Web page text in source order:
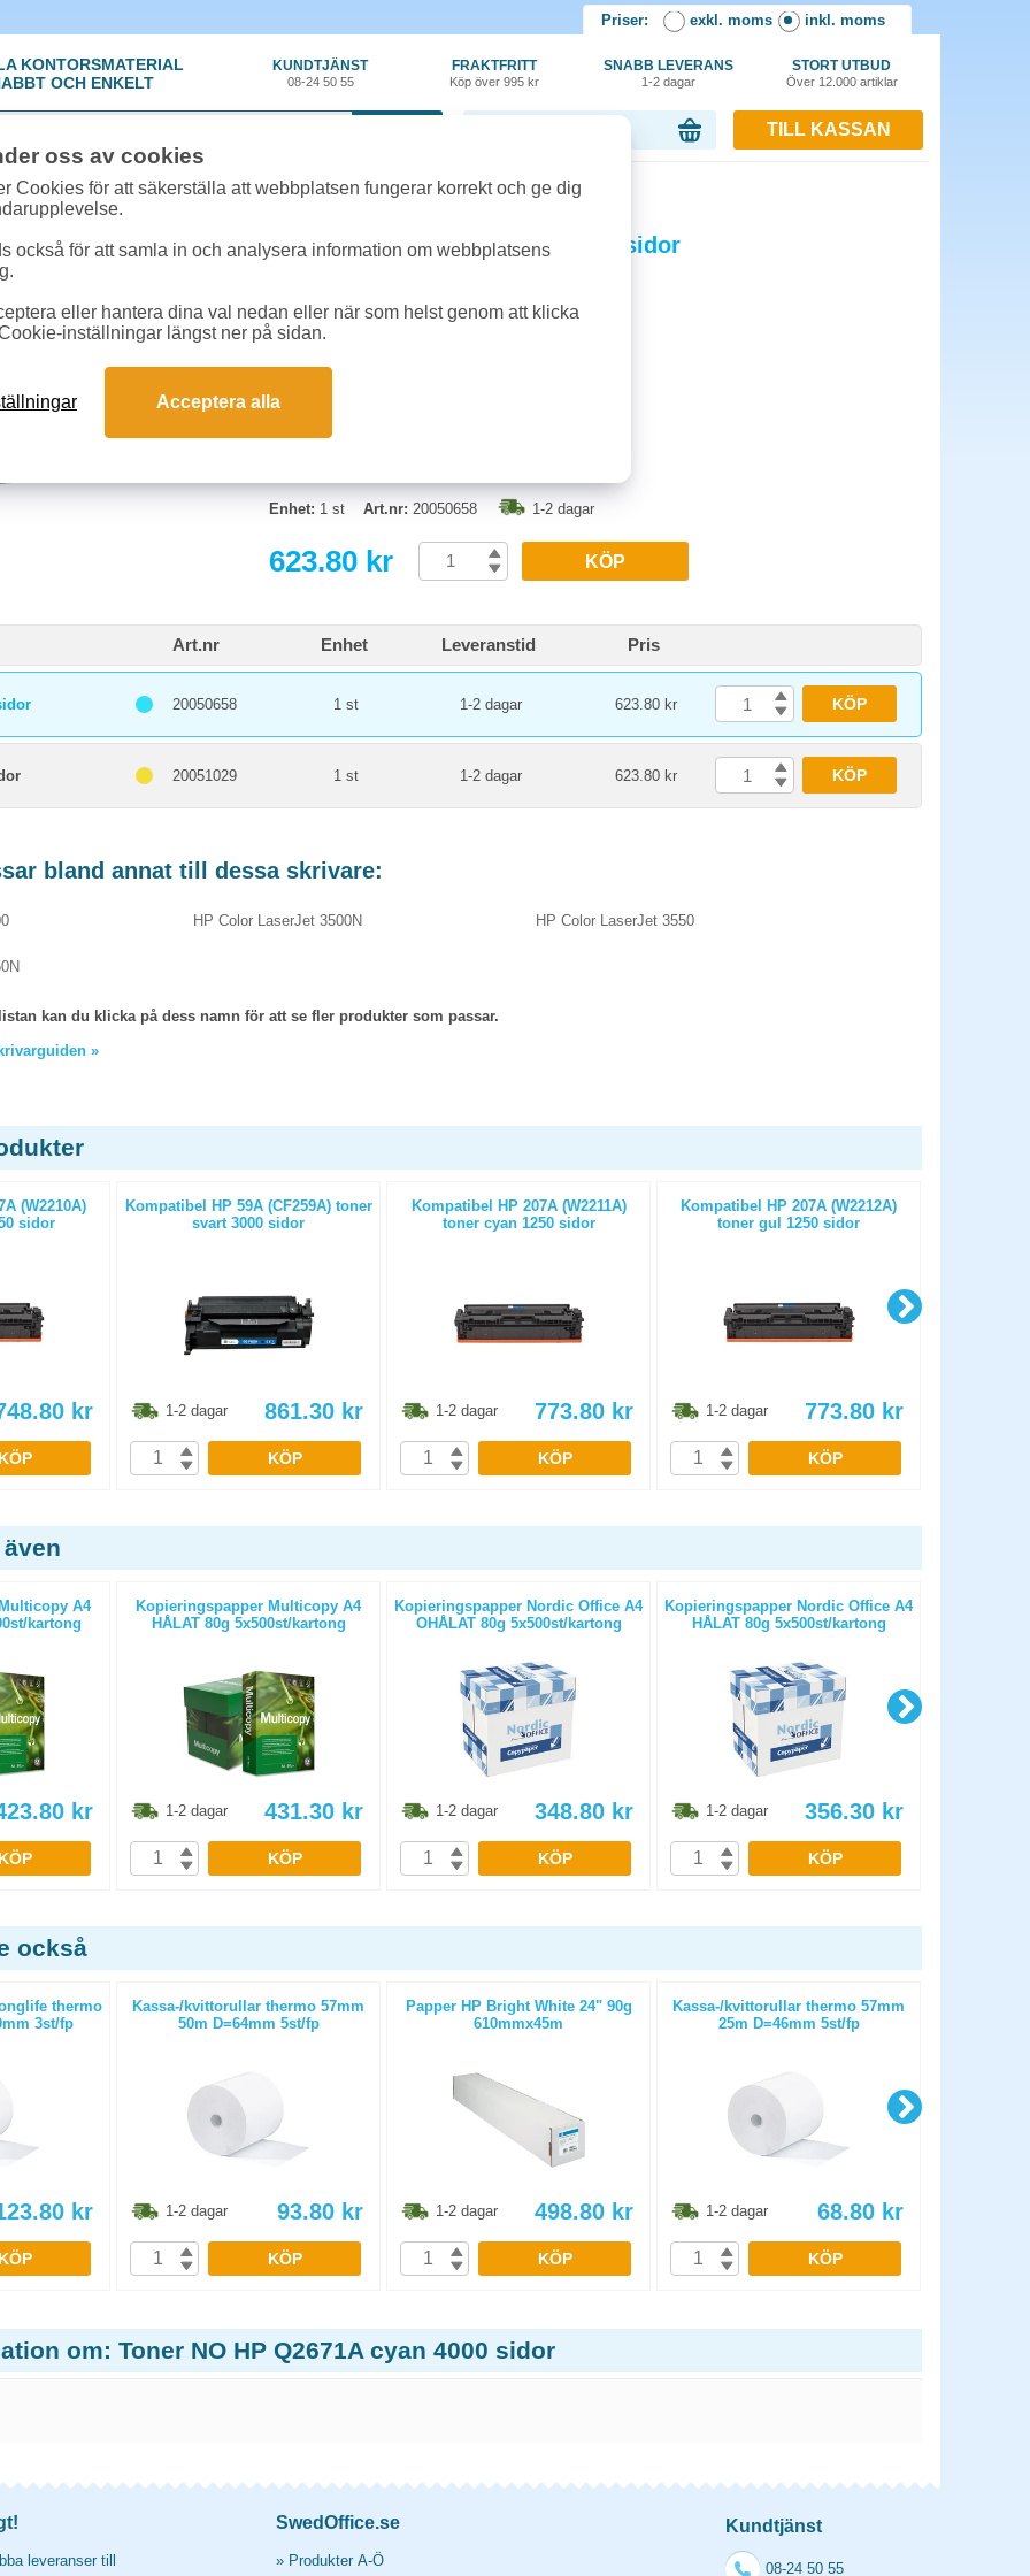
Priser: exkl. moms inkl. moms
KONTORSMATERIAL
OCH ENKELT
KUNDTJÄNST
08-24 50 55
FRAKTFRITT
Köp över 995 kr
SNABB LEVERANS
1-2 dagar
STORT UTBUD
Över 12.000 artiklar
TILL KASSAN
Förbrukning»Toner kompatibla» Toner NO HP Q2671A cyan 4000 sidor
Toner NO HP Q2671A cyan 4000 sidor
Enhet: 1 st Art.nr: 20050658 1-2 dagar
623.80 kr KÖP
Art.nr Enhet Leveranstid Pris
20050658 1 st 1-2 dagar 623.80 kr KÖP
20051029 1 st 1-2 dagar 623.80 kr KÖP
bland annat till dessa skrivare:
HP Color LaserJet 3500N HP Color LaserJet 3550
kan du klicka på dess namn för att se fler produkter som passar.
»
(W2210A)
sidor
kr
KÖP
Kompatibel HP 59A (CF259A) toner
svart 3000 sidor
1-2 dagar 861.30 kr
KÖP
Kompatibel HP 207A (W2211A)
toner cyan 1250 sidor
1-2 dagar 773.80 kr
KÖP
Kompatibel HP 207A (W2212A)
toner gul 1250 sidor
1-2 dagar 773.80 kr
KÖP
A4
kartong
kr
KÖP
Kopieringspapper Multicopy A4
HÅLAT 80g 5x500st/kartong
1-2 dagar 431.30 kr
KÖP
Kopieringspapper Nordic Office A4
OHÅLAT 80g 5x500st/kartong
1-2 dagar 348.80 kr
KÖP
Kopieringspapper Nordic Office A4
HÅLAT 80g 5x500st/kartong
1-2 dagar 356.30 kr
KÖP
också
thermo
3st/fp
kr
KÖP
Kassa-/kvittorullar thermo 57mm
50m D=64mm 5st/fp
1-2 dagar 93.80 kr
KÖP
Papper HP Bright White 24" 90g
610mmx45m
1-2 dagar 498.80 kr
KÖP
Kassa-/kvittorullar thermo 57mm
25m D=46mm 5st/fp
1-2 dagar 68.80 kr
KÖP
om: Toner NO HP Q2671A cyan 4000 sidor
leveranser till
SwedOffice.se
» Produkter A-Ö
Kundtjänst
08-24 50 55
oss av cookies
Cookies för att säkerställa att webbplatsen fungerar korrekt och ge dig
också för att samla in och analysera information om webbplatsens
eller hantera dina val nedan eller när som helst genom att klicka
inställningar längst ner på sidan.
Acceptera alla